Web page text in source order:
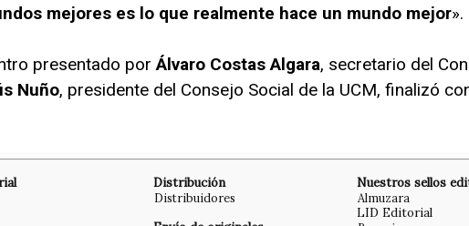
mejores es lo que realmente hace un mundo mejor».
presentado por Álvaro Costas Algara, secretario del
Nuño, presidente del Consejo Social de la UCM, finalizó
Distribución
Distribuidores
Nuestros sellos
Almuzara
LID Editorial